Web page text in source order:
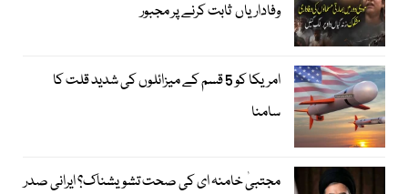
وفاداریاں ثابت کرنے پر مجبور
امریکا کو 5 قسم کے میزائلوں کی شدید قلت کا
سامنا
مجتبیٰ خامنہ ای کی صحت تشویشناک؟ ایرانی صدر